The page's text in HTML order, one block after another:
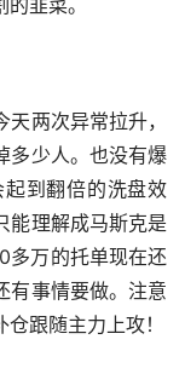
两次异常拉升，
多少人。也没有爆
到翻倍的洗盘效
能理解成马斯克是
多万的托单现在还
有事情要做。注意
跟随主力上攻！